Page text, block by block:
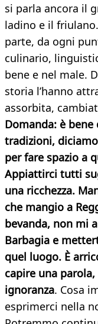
si parla ancora il
ladino e il
parte, da ogni
culinario,
bene e nel male.
storia l’hanno
assorbita,
Domanda: è
tradizioni,
per fare spazio a
Appiattirci tutti
una ricchezza.
che mangio a
bevanda, non mi
Barbagia e
quel luogo. È
capire una parola,
ignoranza. Cosa
esprimerci nella